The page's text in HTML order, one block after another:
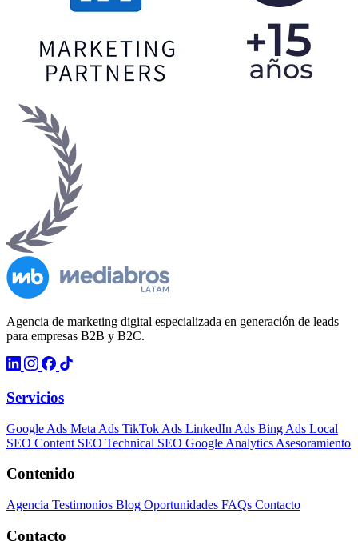
Agencia de marketing digital especializada en generación de leads
para empresas B2B y B2C.
Servicios
Google Ads Meta Ads TikTok Ads LinkedIn Ads Bing Ads Local
SEO Content SEO Technical SEO Google Analytics Asesoramiento
Contenido
Agencia Testimonios Blog Oportunidades FAQs Contacto
Contacto